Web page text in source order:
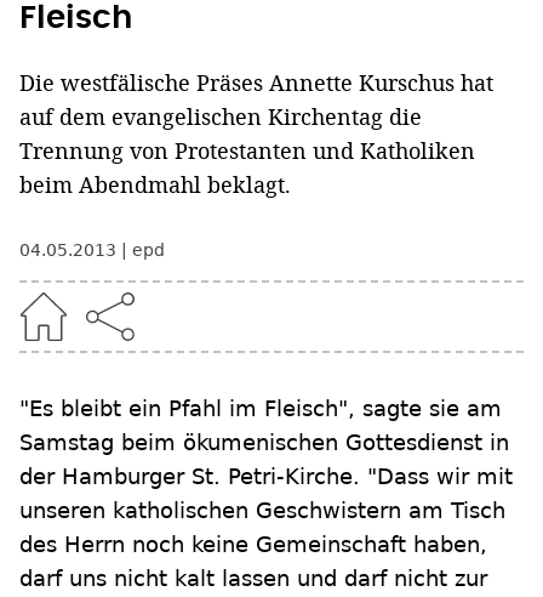
Fleisch
Die westfälische Präses Annette Kurschus hat
auf dem evangelischen Kirchentag die
Trennung von Protestanten und Katholiken
beim Abendmahl beklagt.
04.05.2013 epd
"Es bleibt ein Pfahl im Fleisch", sagte sie am
Samstag beim ökumenischen Gottesdienst in
der Hamburger St. Petri-Kirche. "Dass wir mit
unseren katholischen Geschwistern am Tisch
des Herrn noch keine Gemeinschaft haben,
darf uns nicht kalt lassen und darf nicht zur